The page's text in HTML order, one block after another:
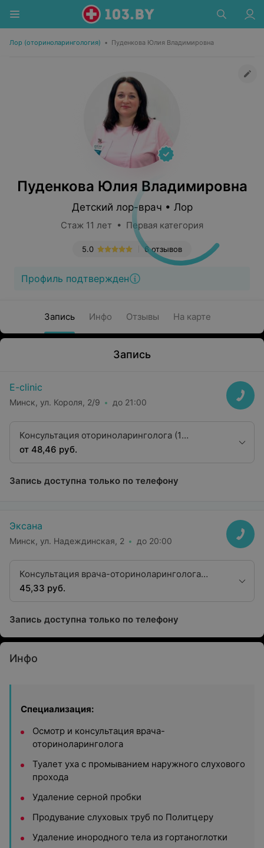
Лор (оториноларингология) • Пуденкова Юлия Владимировна
Пуденкова Юлия Владимировна
Детский лор-врач • Лор
Стаж 11 лет • Первая категория
6 отзывов
5.0
Профиль подтвержден
Запись Инфо Отзывы На карте
Запись
E-clinic
Минск, ул. Короля, 2/9 до 21:00
Консультация оториноларинголога (1
категория)
от 48,46 руб.
Запись доступна только по телефону
Эксана
Минск, ул. Надеждинская, 2 до 20:00
Консультация врача-оториноларинголога
первой квалификационной категории
45,33 руб.
Запись доступна только по телефону
Инфо
Специализация:
Осмотр и консультация врача-
оториноларинголога
Туалет уха с промыванием наружного слухового
прохода
Удаление серной пробки
Продувание слуховых труб по Политцеру
Удаление инородного тела из гортаноглотки